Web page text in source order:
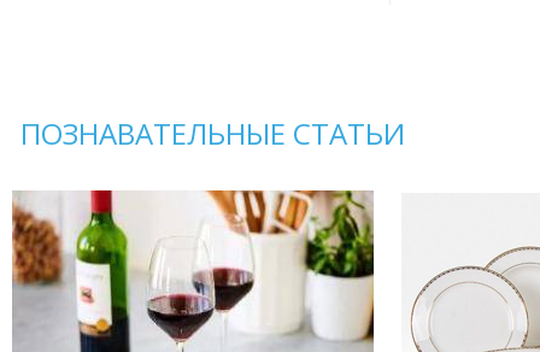
ПОЗНАВАТЕЛЬНЫЕ СТАТЬИ